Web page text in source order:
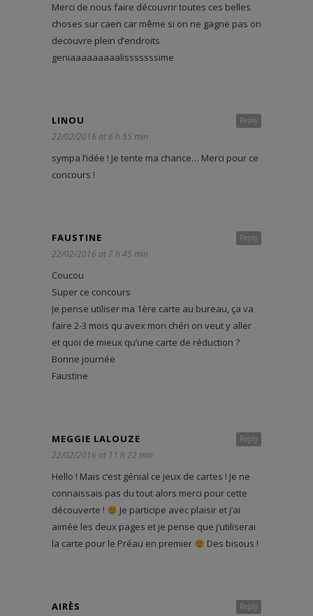
Merci de nous faire découvrir toutes ces belles
choses sur caen car même si on ne gagne pas on
decouvre plein d’endroits
geniaaaaaaaaalisssssssime
Reply
LINOU
22/02/2016 at 6 h 55 min
sympa l’idée ! Je tente ma chance… Merci pour ce
concours !
Reply
FAUSTINE
22/02/2016 at 7 h 45 min
Coucou
Super ce concours
Je pense utiliser ma 1ère carte au bureau, ça va
faire 2-3 mois qu avex mon chéri on veut y aller
et quoi de mieux qu’une carte de réduction ?
Bonne journée
Faustine
Reply
MEGGIE LALOUZE
22/02/2016 at 11 h 22 min
Hello ! Mais c’est génial ce jeux de cartes ! Je ne
connaissais pas du tout alors merci pour cette
découverte !
Je participe avec plaisir et j’ai
aimée les deux pages et je pense que j’utiliserai
la carte pour le Préau en premier
Des bisous !
Reply
AIRÈS